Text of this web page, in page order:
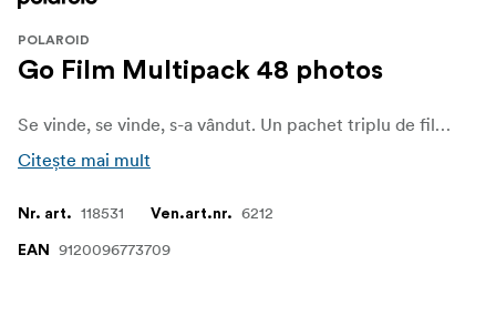
POLAROID
Go Film Multipack 48 photos
Se vinde, se vinde, s-a vândut. Un pachet triplu de film Polaroid Go pentru a vă însoți în călătoria dvs. Adică 48 de fotografii color de dimensiuni reduse pentru a surprinde ideile mari într-o clipă.
Citește mai mult
Nr. art. 118531 Ven.art.nr. 6212
EAN 9120096773709